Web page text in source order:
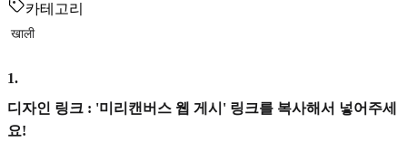
카테고리
खाली
1.
디자인 링크 : '미리캔버스 웹 게시' 링크를 복사해서 넣어주세
요!